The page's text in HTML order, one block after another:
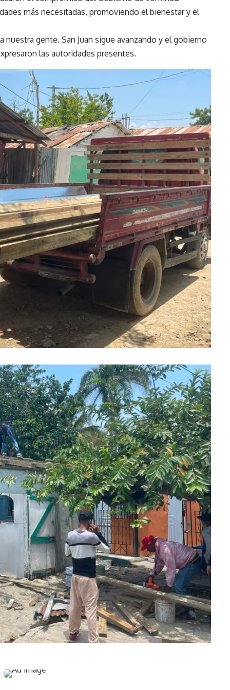
más necesitadas, promoviendo el bienestar y el
gente. San Juan sigue avanzando y el gobierno
las autoridades presentes.